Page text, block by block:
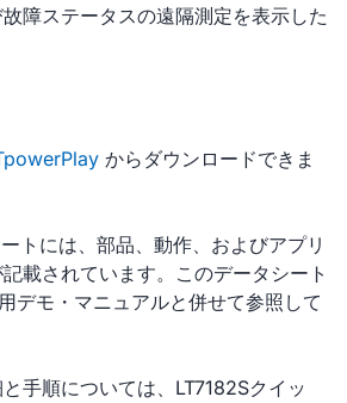
障ステータスの遠隔測定を表示した
からダウンロードできま
トには、部品、動作、およびアプリ
載されています。このデータシート
デモ・マニュアルと併せて参照して
手順については、LT7182Sクイッ